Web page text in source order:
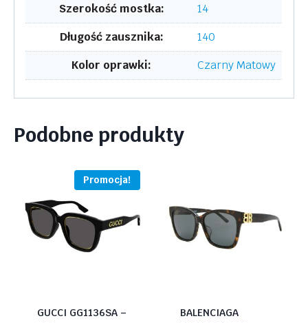
Szerokość mostka:
14
Długość zausznika:
140
Kolor oprawki:
Czarny Matowy
Podobne produkty
Promocja!
GUCCI GG1136SA –
BALENCIAGA